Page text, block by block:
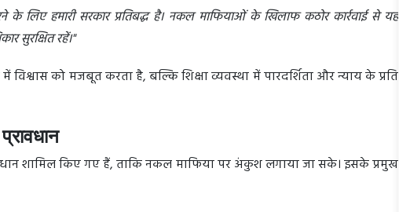
लिए हमारी सरकार प्रतिबद्ध है। नकल माफियाओं के खिलाफ कठोर कार्रवाई से यह
सुरक्षित रहें।"
को मजबूत करता है, बल्कि शिक्षा व्यवस्था में पारदर्शिता और न्याय के प्रति
शामिल किए गए हैं, ताकि नकल माफिया पर अंकुश लगाया जा सके। इसके प्रमुख